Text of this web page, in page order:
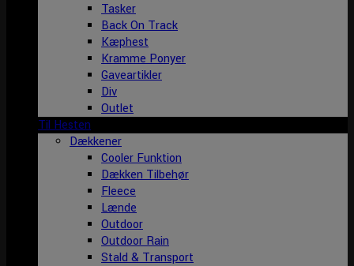
Tasker
Back On Track
Kæphest
Kramme Ponyer
Gaveartikler
Div
Outlet
Til Hesten
Dækkener
Cooler Funktion
Dækken Tilbehør
Fleece
Lænde
Outdoor
Outdoor Rain
Stald & Transport